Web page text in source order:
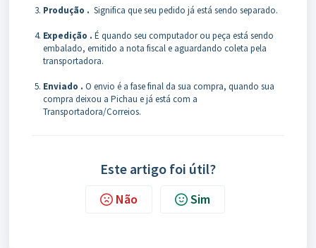
Produção . Significa que seu pedido já está sendo separado.
Expedição . É quando seu computador ou peça está sendo
embalado, emitido a nota fiscal e aguardando coleta pela
transportadora.
Enviado . O envio é a fase final da sua compra, quando sua
compra deixou a Pichau e já está com a
Transportadora/Correios.
Este artigo foi útil?
Não Sim